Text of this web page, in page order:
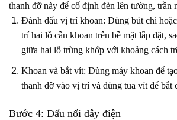
thanh đỡ này để cố định đèn lên tường, trần
Đánh dấu vị trí khoan: Dùng bút chì
trí hai lỗ cần khoan trên bề mặt lắp đặt,
giữa hai lỗ trùng khớp với khoảng cách
Khoan và bắt vít: Dùng máy khoan để
thanh đỡ vào vị trí và dùng tua vít để bắt
Bước 4: Đấu nối dây điện